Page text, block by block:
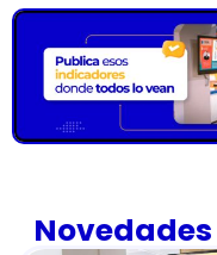
Novedades